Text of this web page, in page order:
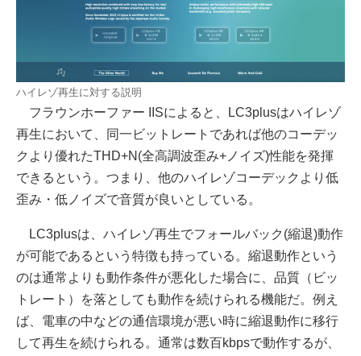
ハイレゾ再生に対する説明
フラウンホーファー IISによると、LC3plusはハイレゾ
再生において、同一ビットレートであれば他のコーデッ
クより優れたTHD+N(全高調波歪み+ノイズ)性能を発揮
できるという。つまり、他のハイレゾコーデックより低
歪み・低ノイズで音質が良いとしている。
LC3plusは、ハイレゾ再生でフォールバック(縮退)動作
が可能であるという特徴も持っている。縮退動作という
のは通常よりも動作条件が悪化した場合に、品質（ビッ
トレート）を落としても動作を続けられる機能だ。例え
ば、電車の中などの通信環境が悪い時に縮退動作に移行
して再生を続けられる。通常は数百kbpsで動作するが、